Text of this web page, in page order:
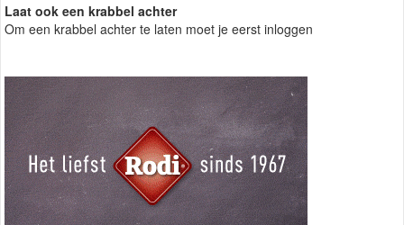
Laat ook een krabbel achter
Om een krabbel achter te laten moet je eerst inloggen